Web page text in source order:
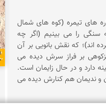
های تیمره (کوه های شمال
را می بینیم (اگر چه
اند)؛ که نقش بانویی بر آن
بر فراز سرش دیده می
دارد و در حال زایمان است.
و ندیمان هم کنارش دیده می